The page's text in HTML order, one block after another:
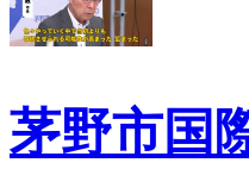
茅野市国